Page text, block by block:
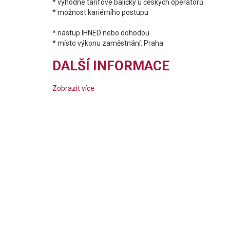
* výhodné tarifové balíčky u českých operátorů
* možnost kariérního postupu
* nástup IHNED nebo dohodou
* místo výkonu zaměstnání: Praha
DALŠÍ INFORMACE
Zobrazit více